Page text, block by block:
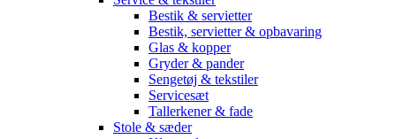
Bestik & servietter
Bestik, servietter & opbavaring
Glas & kopper
Gryder & pander
Sengetøj & tekstiler
Servicesæt
Tallerkener & fade
Stole & sæder